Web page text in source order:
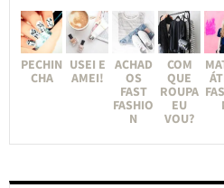
PECHIN
CHA
USEI E
AMEI!
ACHAD
OS
FAST
FASHIO
N
COM
QUE
ROUPA
EU
VOU?